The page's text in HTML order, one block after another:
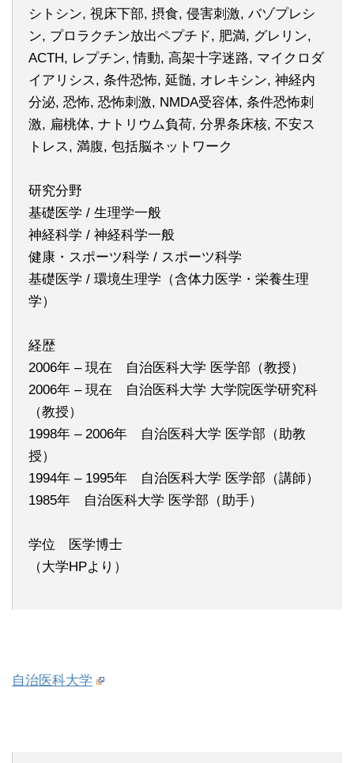
シトシン, 視床下部, 摂食, 侵害刺激, バゾプレシ
ン, プロラクチン放出ペプチド, 肥満, グレリン,
ACTH, レプチン, 情動, 高架十字迷路, マイクロダ
イアリシス, 条件恐怖, 延髄, オレキシン, 神経内
分泌, 恐怖, 恐怖刺激, NMDA受容体, 条件恐怖刺
激, 扁桃体, ナトリウム負荷, 分界条床核, 不安ス
トレス, 満腹, 包括脳ネットワーク
研究分野
基礎医学 / 生理学一般
神経科学 / 神経科学一般
健康・スポーツ科学 / スポーツ科学
基礎医学 / 環境生理学（含体力医学・栄養生理
学）
経歴
2006年 – 現在 自治医科大学 医学部（教授）
2006年 – 現在 自治医科大学 大学院医学研究科
（教授）
1998年 – 2006年 自治医科大学 医学部（助教
授）
1994年 – 1995年 自治医科大学 医学部（講師）
1985年 自治医科大学 医学部（助手）
学位 医学博士
（大学HPより）
自治医科大学